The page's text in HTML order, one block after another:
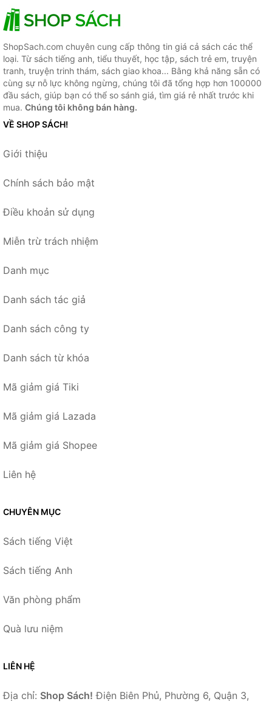
ShopSach.com chuyên cung cấp thông tin giá cả sách các thể
loại. Từ sách tiếng anh, tiểu thuyết, học tập, sách trẻ em, truyện
tranh, truyện trinh thám, sách giao khoa... Bằng khả năng sẵn có
cùng sự nỗ lực không ngừng, chúng tôi đã tổng hợp hơn 100000
đầu sách, giúp bạn có thể so sánh giá, tìm giá rẻ nhất trước khi
mua. Chúng tôi không bán hàng.
VỀ SHOP SÁCH!
Giới thiệu
Chính sách bảo mật
Điều khoản sử dụng
Miễn trừ trách nhiệm
Danh mục
Danh sách tác giả
Danh sách công ty
Danh sách từ khóa
Mã giảm giá Tiki
Mã giảm giá Lazada
Mã giảm giá Shopee
Liên hệ
CHUYÊN MỤC
Sách tiếng Việt
Sách tiếng Anh
Văn phòng phẩm
Quà lưu niệm
LIÊN HỆ
Địa chỉ: Shop Sách! Điện Biên Phủ, Phường 6, Quận 3,